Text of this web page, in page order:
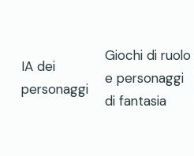
IA dei
personaggi
Giochi di ruolo
e personaggi
di fantasia